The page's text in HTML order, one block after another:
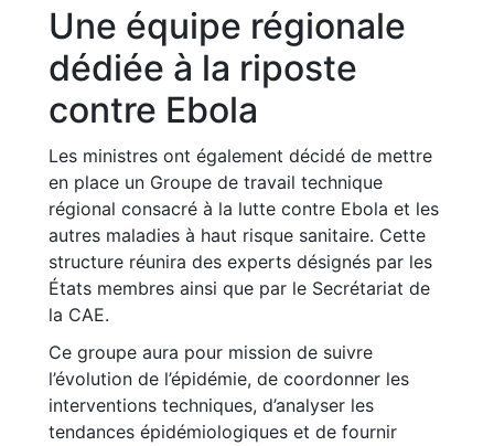
Une équipe régionale
dédiée à la riposte
contre Ebola
Les ministres ont également décidé de mettre
en place un Groupe de travail technique
régional consacré à la lutte contre Ebola et les
autres maladies à haut risque sanitaire. Cette
structure réunira des experts désignés par les
États membres ainsi que par le Secrétariat de
la CAE.
Ce groupe aura pour mission de suivre
l’évolution de l’épidémie, de coordonner les
interventions techniques, d’analyser les
tendances épidémiologiques et de fournir